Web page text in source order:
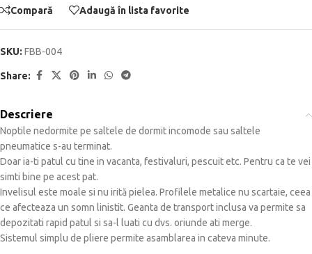
Compară Adaugă în lista favorite
SKU: FBB-004
Share:
Descriere
Noptile nedormite pe saltele de dormit incomode sau saltele
pneumatice s-au terminat.
Doar ia-ti patul cu tine in vacanta, festivaluri, pescuit etc. Pentru ca te vei
simti bine pe acest pat.
Invelisul este moale si nu irită pielea. Profilele metalice nu scartaie, ceea
ce afecteaza un somn linistit. Geanta de transport inclusa va permite sa
depozitati rapid patul si sa-l luati cu dvs. oriunde ati merge.
Sistemul simplu de pliere permite asamblarea in cateva minute.